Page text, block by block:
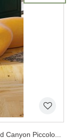
Canyon Piccolo...